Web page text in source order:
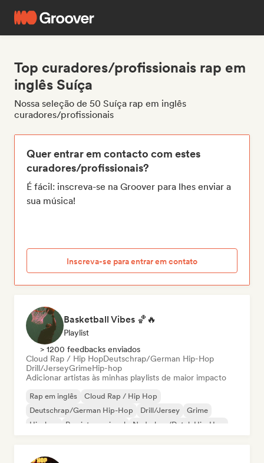
Top curadores/profissionais rap em
inglês Suíça
Nossa seleção de 50 Suíça rap em inglês
curadores/profissionais
Quer entrar em contacto com estes
curadores/profissionais?
É fácil: inscreva-se na Groover para lhes enviar a
sua música!
Inscreva-se para entrar em contato
Basketball Vibes 🏀🔥
Playlist
> 1200 feedbacks enviados
Cloud Rap / Hip HopDeutschrap/German Hip-Hop
Drill/JerseyGrimeHip-hop
Adicionar artistas às minhas playlists de maior impacto
Rap em inglês
Cloud Rap / Hip Hop
Deutschrap/German Hip-Hop
Drill/Jersey
Grime
Hip-hop
Rap internacional Nederhop/Dutch Hip-Hop